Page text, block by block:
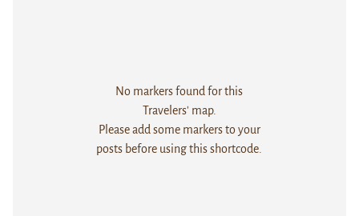
No markers found for this
Travelers' map.
Please add some markers to your
posts before using this shortcode.